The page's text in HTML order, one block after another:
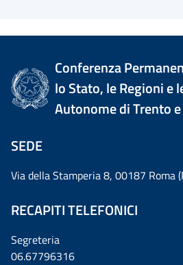
Conferenza
lo Stato, le Regioni e
Autonome di Trento
SEDE
Via della Stamperia 8, 00187 Roma
RECAPITI TELEFONICI
Segreteria
06.67796316